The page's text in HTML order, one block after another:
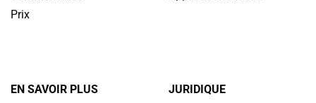
Prix
EN SAVOIR PLUS
JURIDIQUE